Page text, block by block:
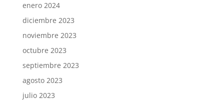
enero 2024
diciembre 2023
noviembre 2023
octubre 2023
septiembre 2023
agosto 2023
julio 2023